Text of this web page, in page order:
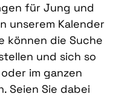
für Jung und
unserem Kalender
können die Suche
und sich so
im ganzen
Seien Sie dabei